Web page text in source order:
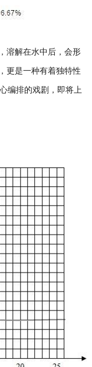
溶解在水中后，会形
更是一种有着独特性
编排的戏剧，即将上